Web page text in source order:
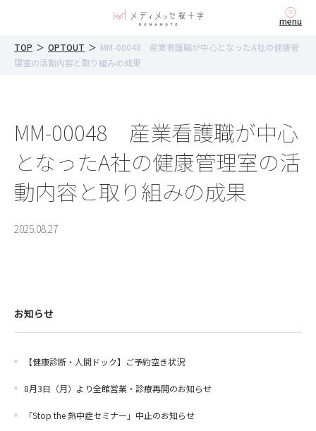
menu
TOP ＞ OPTOUT ＞ MM-00048 産業看護職が中心となったA社の健康管
理室の活動内容と取り組みの成果
MM-00048 産業看護職が中心
となったA社の健康管理室の活
動内容と取り組みの成果
2025.08.27
お知らせ
【健康診断・人間ドック】ご予約空き状況
8月3日（月）より全館営業・診療再開のお知らせ
「Stop the 熱中症セミナー」中止のお知らせ